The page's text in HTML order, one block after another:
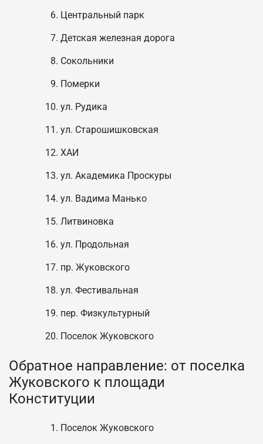
Центральный парк
Детская железная дорога
Сокольники
Померки
ул. Рудика
ул. Старошишковская
ХАИ
ул. Академика Проскуры
ул. Вадима Манько
Литвиновка
ул. Продольная
пр. Жуковского
ул. Фестивальная
пер. Физкультурный
Поселок Жуковского
Обратное направление: от поселка
Жуковского к площади
Конституции
Поселок Жуковского